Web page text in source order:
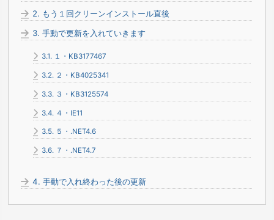
2. もう１回クリーンインストール直後
3. 手動で更新を入れていきます
3.1. １・KB3177467
3.2. ２・KB4025341
3.3. ３・KB3125574
3.4. ４・IE11
3.5. ５・.NET4.6
3.6. ７・.NET4.7
4. 手動で入れ終わった後の更新